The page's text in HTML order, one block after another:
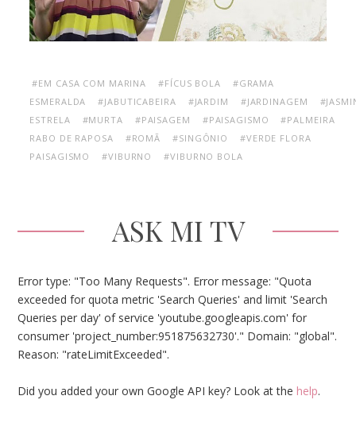
#EM CASA COM MARINA #FÍCUS BOLA
#GRAMA
ESMERALDA
#JABUTICABEIRA #JARDIM #JARDINAGEM
ESTRELA
#MURTA #PAISAGEM #PAISAGISMO
#PALMEIRA
RABO DE RAPOSA
#ROMÃ #SINGÔNIO
#VERDE FLORA
PAISAGISMO
#VIBURNO #VIBURNO BOLA
ASK MI TV
Error type: "Too Many Requests". Error message: "Quota
exceeded for quota metric 'Search Queries' and limit 'Search
Queries per day' of service 'youtube.googleapis.com' for
consumer 'project_number:951875632730'." Domain: "global".
Reason: "rateLimitExceeded".
Did you added your own Google API key? Look at the help.